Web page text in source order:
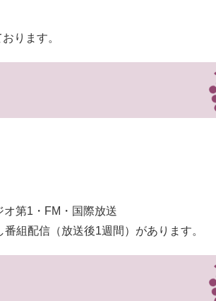
ります。
第1・FM・国際放送
組配信（放送後1週間）があります。